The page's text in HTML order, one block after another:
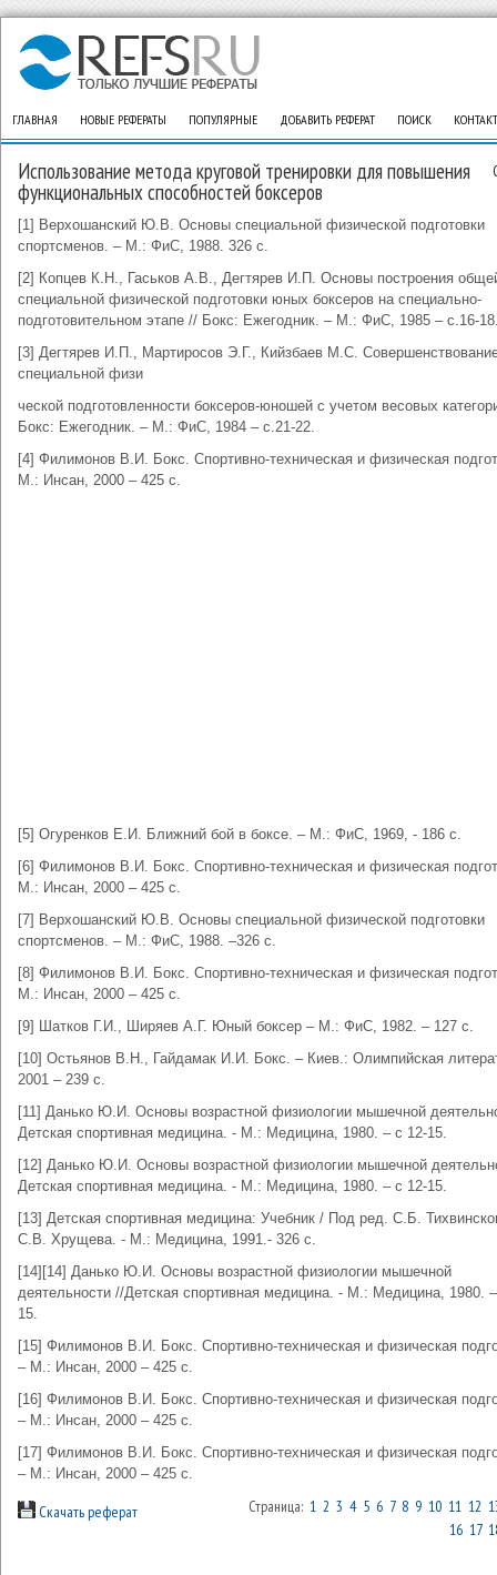
ГЛАВНАЯ НОВЫЕ РЕФЕРАТЫ ПОПУЛЯРНЫЕ ДОБАВИТЬ РЕФЕРАТ ПОИСК
Использование метода круговой тренировки для повышения
функциональных способностей боксеров
[1] Верхошанский Ю.В. Основы специальной физической подготовки
спортсменов. – М.: ФиС, 1988. 326 с.
[2] Копцев К.Н., Гаськов А.В., Дегтярев И.П. Основы построения
специальной физической подготовки юных боксеров на специально-
подготовительном этапе // Бокс: Ежегодник. – М.: ФиС, 1985 – с.16-
[3] Дегтярев И.П., Мартиросов Э.Г., Кийзбаев М.С.
специальной физи
ческой подготовленности боксеров-юношей с учетом весовых
Бокс: Ежегодник. – М.: ФиС, 1984 – с.21-22.
[4] Филимонов В.И. Бокс. Спортивно-техническая и физическая
М.: Инсан, 2000 – 425 с.
[5] Огуренков Е.И. Ближний бой в боксе. – М.: ФиС, 1969, - 186 с.
[6] Филимонов В.И. Бокс. Спортивно-техническая и физическая
М.: Инсан, 2000 – 425 с.
[7] Верхошанский Ю.В. Основы специальной физической подготовки
спортсменов. – М.: ФиС, 1988. –326 с.
[8] Филимонов В.И. Бокс. Спортивно-техническая и физическая
М.: Инсан, 2000 – 425 с.
[9] Шатков Г.И., Ширяев А.Г. Юный боксер – М.: ФиС, 1982. – 127 с.
[10] Остьянов В.Н., Гайдамак И.И. Бокс. – Киев.: Олимпийская
2001 – 239 с.
[11] Данько Ю.И. Основы возрастной физиологии мышечной
Детская спортивная медицина. - М.: Медицина, 1980. – с 12-15.
[12] Данько Ю.И. Основы возрастной физиологии мышечной
Детская спортивная медицина. - М.: Медицина, 1980. – с 12-15.
[13] Детская спортивная медицина: Учебник / Под ред. С.Б.
С.В. Хрущева. - М.: Медицина, 1991.- 326 с.
[14][14] Данько Ю.И. Основы возрастной физиологии мышечной
деятельности //Детская спортивная медицина. - М.: Медицина, 1980.
15.
[15] Филимонов В.И. Бокс. Спортивно-техническая и физическая
– М.: Инсан, 2000 – 425 с.
[16] Филимонов В.И. Бокс. Спортивно-техническая и физическая
– М.: Инсан, 2000 – 425 с.
[17] Филимонов В.И. Бокс. Спортивно-техническая и физическая
– М.: Инсан, 2000 – 425 с.
Скачать реферат Страница: 1 2 3 4 5 6 7 8 9 10 11 12
16 17